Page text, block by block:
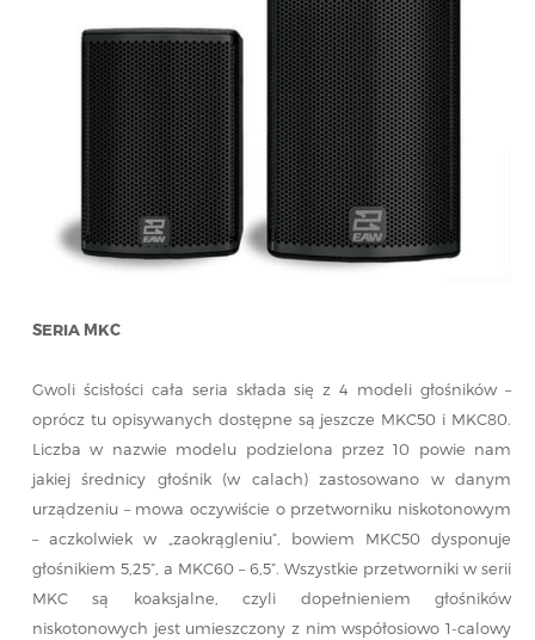
SERIA MKC
Gwoli ścisłości cała seria składa się z 4 modeli głośników –
oprócz tu opisywanych dostępne są jeszcze MKC50 i MKC80.
Liczba w nazwie modelu podzielona przez 10 powie nam
jakiej średnicy głośnik (w calach) zastosowano w danym
urządzeniu – mowa oczywiście o przetworniku niskotonowym
– aczkolwiek w „zaokrągleniu”, bowiem MKC50 dysponuje
głośnikiem 5,25”, a MKC60 – 6,5”. Wszystkie przetworniki w serii
MKC są koaksjalne, czyli dopełnieniem głośników
niskotonowych jest umieszczony z nim współosiowo 1-calowy